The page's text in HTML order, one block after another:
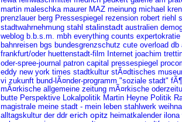
martin maleschka maurer MAZ meinung michael
prenzlauer berg Pressespiegel rezension robert riehl
stadtwahrnehmung stahl stalinstadt australien
weblog b.b.s.m. mbh everything counts expertokratie
bahnreisen bgs bundesgrenzschutz cute overload db
frankfurt/oder huettenstadt-film Internet joachim
oder-spree-journal patron capital pressespiegel
eddy new york times stadtkultur stÃ¤dtisches
vi zukunft bund-lÃ¤nder-programm "soziale stadt"
mÃ¤rkische allgemeine zeitung mÃ¤rkische
butte Perspektive Lokalpolitik Martin Heyne Politik
magistrale meine stadt - mein leben stahlwerk
alltagskultur der ddr erich opitz heimatkalender ilona